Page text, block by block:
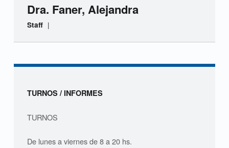
,
G
Dra. Faner, Alejandra
Staff |
Sidebar
TURNOS / INFORMES
TURNOS
De lunes a viernes de 8 a 20 hs.